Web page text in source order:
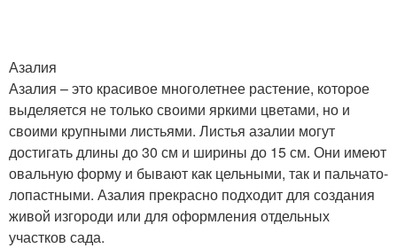
Азалия
Азалия – это красивое многолетнее растение, которое
выделяется не только своими яркими цветами, но и
своими крупными листьями. Листья азалии могут
достигать длины до 30 см и ширины до 15 см. Они имеют
овальную форму и бывают как цельными, так и пальчато-
лопастными. Азалия прекрасно подходит для создания
живой изгороди или для оформления отдельных
участков сада.